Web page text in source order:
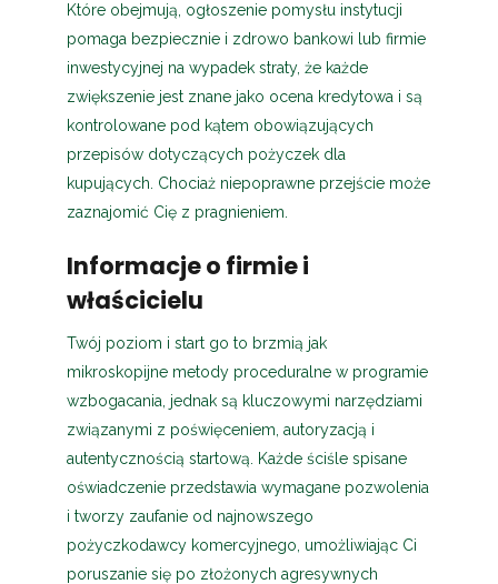
Które obejmują, ogłoszenie pomysłu instytucji
pomaga bezpiecznie i zdrowo bankowi lub firmie
inwestycyjnej na wypadek straty, że każde
zwiększenie jest znane jako ocena kredytowa i są
kontrolowane pod kątem obowiązujących
przepisów dotyczących pożyczek dla
kupujących. Chociaż niepoprawne przejście może
zaznajomić Cię z pragnieniem.
Informacje o firmie i
właścicielu
Twój poziom i start go to brzmią jak
mikroskopijne metody proceduralne w programie
wzbogacania, jednak są kluczowymi narzędziami
związanymi z poświęceniem, autoryzacją i
autentycznością startową. Każde ściśle spisane
oświadczenie przedstawia wymagane pozwolenia
i tworzy zaufanie od najnowszego
pożyczkodawcy komercyjnego, umożliwiając Ci
poruszanie się po złożonych agresywnych